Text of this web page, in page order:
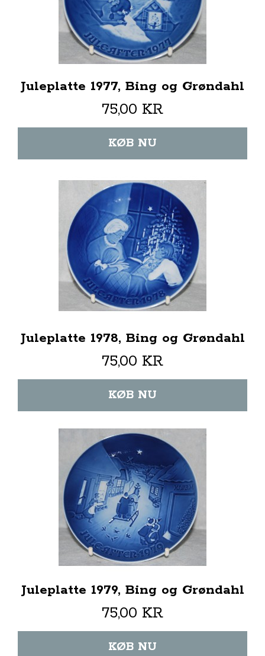
Juleplatte 1977, Bing og Grøndahl
75,00 KR
KØB NU
Juleplatte 1978, Bing og Grøndahl
75,00 KR
KØB NU
Juleplatte 1979, Bing og Grøndahl
75,00 KR
KØB NU